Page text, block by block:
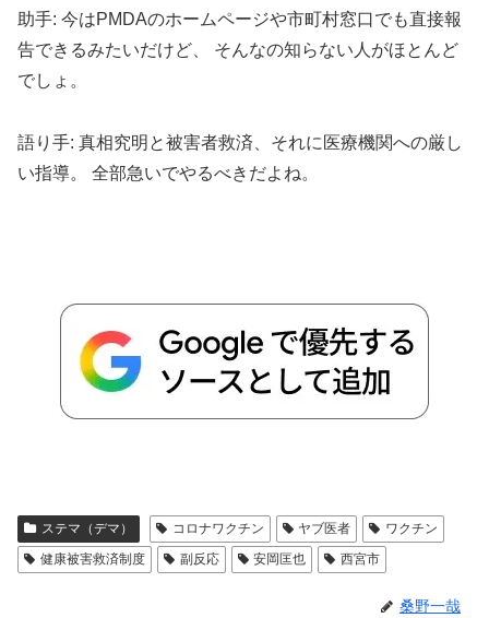
助手: 今はPMDAのホームページや市町村窓口でも直接報
告できるみたいだけど、 そんなの知らない人がほとんど
でしょ。
語り手: 真相究明と被害者救済、それに医療機関への厳し
い指導。 全部急いでやるべきだよね。
ステマ（デマ） コロナワクチン ヤブ医者
ワクチン
健康被害救済制度
副反応 安岡匡也 西宮市
桑野一哉